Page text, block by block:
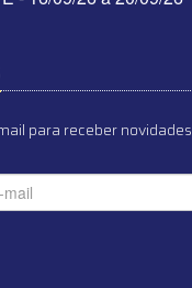
para receber novidades